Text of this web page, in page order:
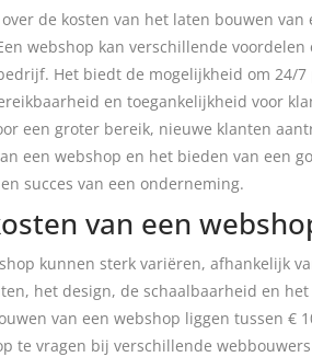
de kosten van het laten bouwen
webshop kan verschillende
Het biedt de mogelijkheid om 24/
en toegankelijkheid voor
een groter bereik, nieuwe klanten
een webshop en het bieden van een
succes van een onderneming.
van een
kunnen sterk variëren, afhankelijk
het design, de schaalbaarheid en
van een webshop liggen tussen €
te vragen bij verschillende